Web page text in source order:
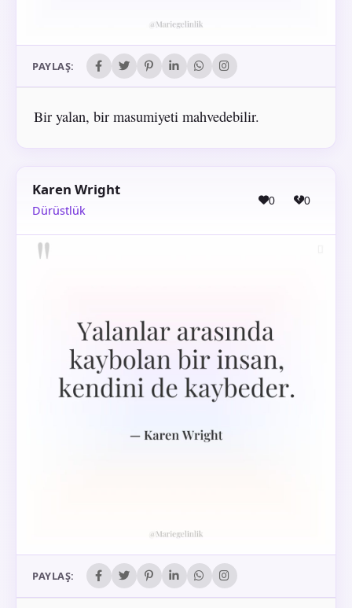
PAYLAŞ:
Bir yalan, bir masumiyeti mahvedebilir.
Karen Wright
Dürüstlük
0 0
PAYLAŞ: